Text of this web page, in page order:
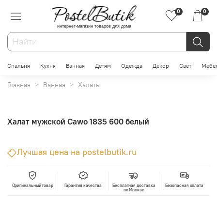
интернет-магазин товаров для дома
0 0
Спальня Кухня Ванная Детям Одежда Декор Свет
Главная Ванная Халаты
Халат мужской Cawo 1835 600 белый
Лучшая цена на postelbutik.ru
Оригинальный товар Гарантия качества
Бесплатная доставка
по Москве
Безопасная оплата